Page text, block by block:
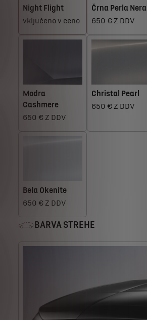
Night Flight
vključeno v ceno
Črna Perla Nera
650 € Z DDV
Modra
Cashmere
650 € Z DDV
Christal Pearl
650 € Z DDV
Bela Okenite
650 € Z DDV
BARVA STREHE